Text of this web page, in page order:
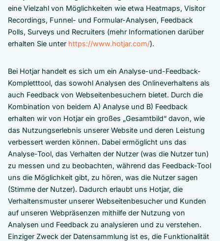
eine Vielzahl von Möglichkeiten wie etwa Heatmaps, Visitor
Recordings, Funnel- und Formular-Analysen, Feedback
Polls, Surveys und Recruiters (mehr Informationen darüber
erhalten Sie unter https://www.hotjar.com/).
Bei Hotjar handelt es sich um ein Analyse-und-Feedback-
Kompletttool, das sowohl Analysen des Onlineverhaltens als
auch Feedback von Webseitenbesuchern bietet. Durch die
Kombination von beidem A) Analyse und B) Feedback
erhalten wir von Hotjar ein großes „Gesamtbild“ davon, wie
das Nutzungserlebnis unserer Website und deren Leistung
verbessert werden können. Dabei ermöglicht uns das
Analyse-Tool, das Verhalten der Nutzer (was die Nutzer tun)
zu messen und zu beobachten, während das Feedback-Tool
uns die Möglichkeit gibt, zu hören, was die Nutzer sagen
(Stimme der Nutzer). Dadurch erlaubt uns Hotjar, die
Verhaltensmuster unserer Webseitenbesucher und Kunden
auf unseren Webpräsenzen mithilfe der Nutzung von
Analysen und Feedback zu analysieren und zu verstehen.
Einziger Zweck der Datensammlung ist es, die Funktionalität